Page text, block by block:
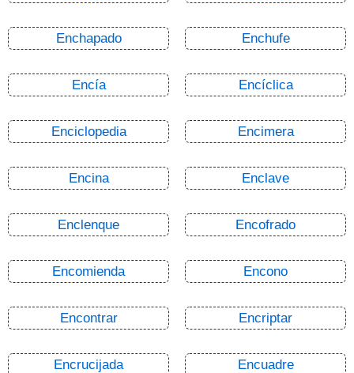
Enchapado Enchufe
Encía Encíclica
Enciclopedia Encimera
Encina Enclave
Enclenque Encofrado
Encomienda Encono
Encontrar Encriptar
Encrucijada Encuadre